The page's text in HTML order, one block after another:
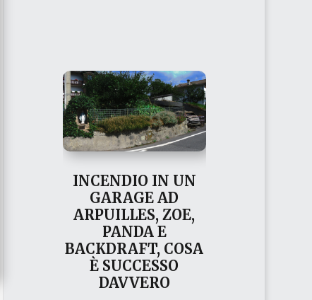
INCENDIO IN UN
GARAGE AD
ARPUILLES, ZOE,
PANDA E
BACKDRAFT, COSA
È SUCCESSO
DAVVERO